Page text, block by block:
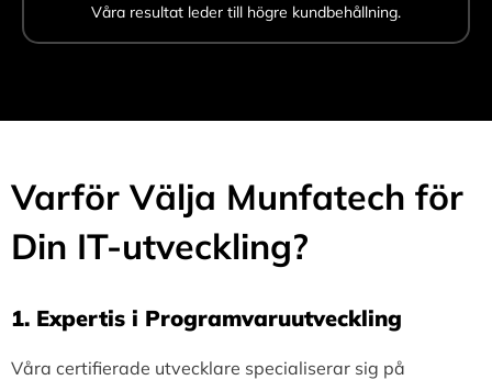
Våra resultat leder till högre kundbehållning.
Varför Välja Munfatech för
Din IT-utveckling?
1.⁠ ⁠Expertis i Programvaruutveckling
Våra certifierade utvecklare specialiserar sig på